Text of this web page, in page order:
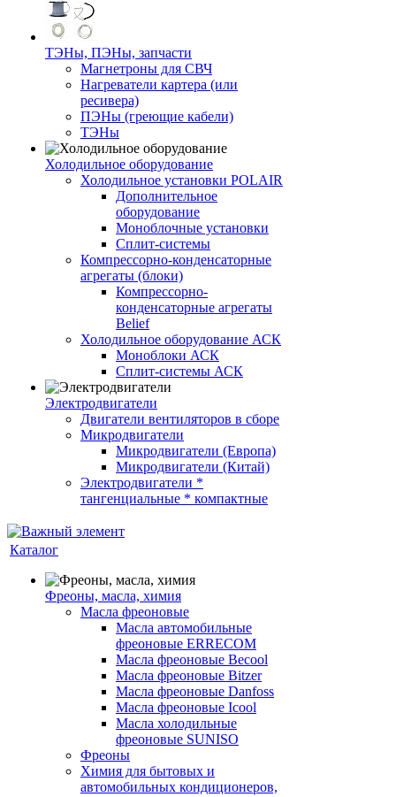
ТЭНы, ПЭНы, запчасти
Магнетроны для СВЧ
Нагреватели картера (или
ресивера)
ПЭНы (греющие кабели)
ТЭНы
Холодильное оборудование
Холодильное установки POLAIR
Дополнительное
оборудование
Моноблочные установки
Сплит-системы
Компрессорно-конденсаторные
агрегаты (блоки)
Компрессорно-
конденсаторные агрегаты
Belief
Холодильное оборудование АСК
Моноблоки АСК
Сплит-системы АСК
Электродвигатели
Двигатели вентиляторов в сборе
Микродвигатели
Микродвигатели (Европа)
Микродвигатели (Китай)
Электродвигатели *
тангенциальные * компактные
Каталог
Фреоны, масла, химия
Масла фреоновые
Масла автомобильные
фреоновые ERRECOM
Масла фреоновые Becool
Масла фреоновые Bitzer
Масла фреоновые Danfoss
Масла фреоновые Icool
Масла холодильные
фреоновые SUNISO
Фреоны
Химия для бытовых и
автомобильных кондиционеров,